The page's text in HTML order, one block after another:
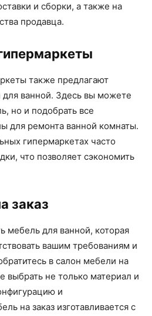
и сборки, а также на
продавца.
также предлагают
ванной. Здесь вы можете
но и подобрать все
для ремонта ванной комнаты.
гипермаркетах часто
что позволяет сэкономить
заказ
мебель для ванной, которая
вашим требованиям и
в салон мебели на
выбрать не только материал и
и
на заказ изготавливается с